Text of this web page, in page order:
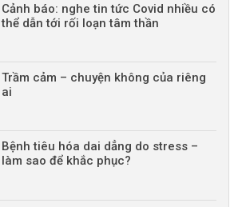
Cảnh báo: nghe tin tức Covid nhiều có
thể dẫn tới rối loạn tâm thần
Trầm cảm – chuyện không của riêng
ai
Bệnh tiêu hóa dai dẳng do stress –
làm sao để khắc phục?